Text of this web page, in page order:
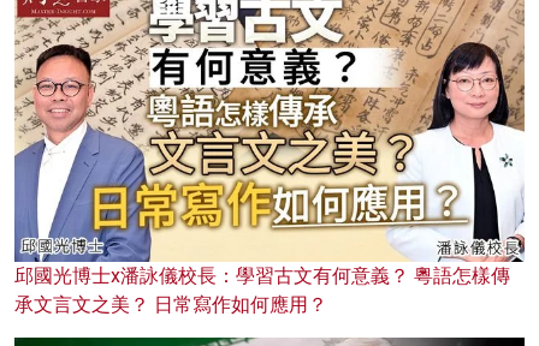
邱國光博士x潘詠儀校長：學習古文有何意義？ 粵語怎樣傳
承文言文之美？ 日常寫作如何應用？